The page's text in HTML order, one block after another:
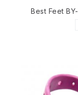
Best Feet